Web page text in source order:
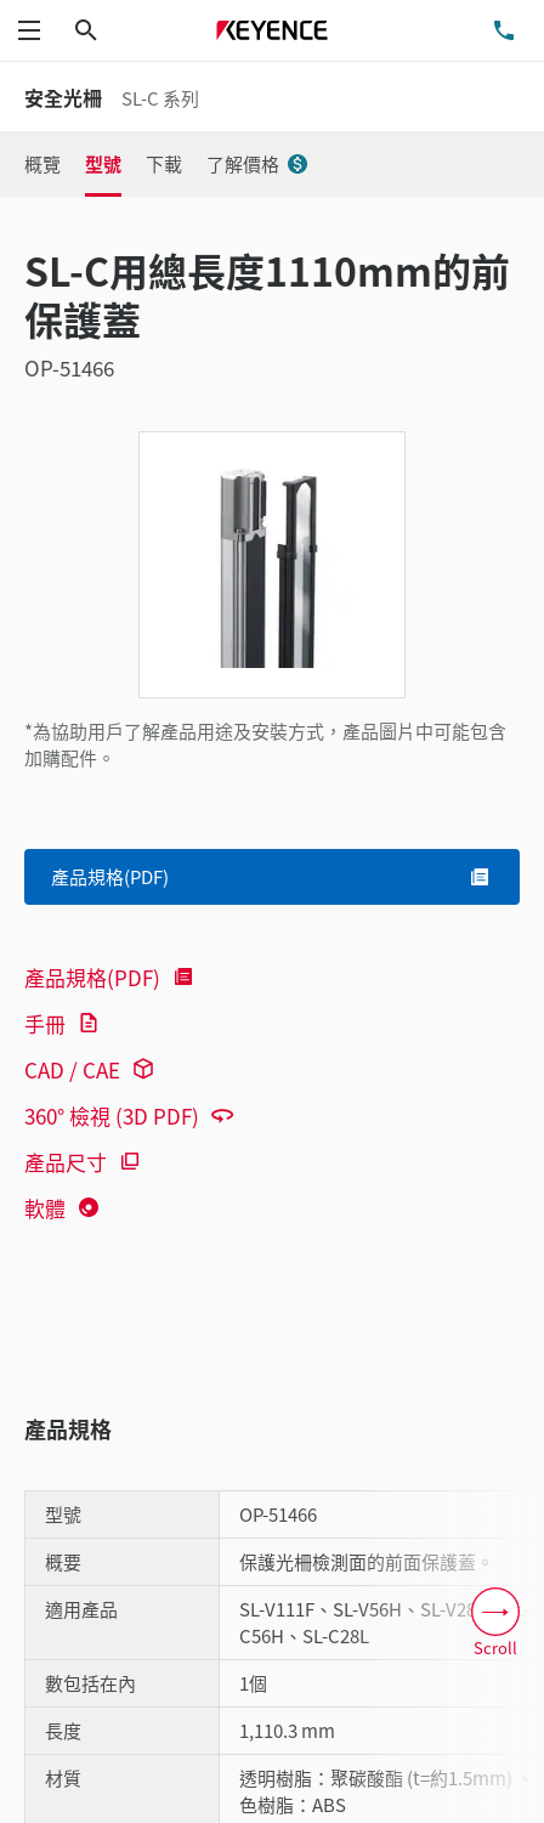
功能表
安全光柵 SL-C 系列
概覽 型號 下載 了解價格
SL-C用總長度1110mm的前
保護蓋
OP-51466
*為協助用戶了解產品用途及安裝方式，產品圖片中可能包含
加購配件。
產品規格(PDF)
產品規格(PDF)
手冊
CAD / CAE
360° 檢視 (3D PDF)
產品尺寸
軟體
產品規格
型號
OP-51466
概要
保護光柵檢測面的前面保護蓋。
適用產品
SL-V111F、SL-V56H、SL-V28L、SL-
C56H、SL-C28L
數包括在內
1個
長度
1,110.3 mm
材質
透明樹脂：聚碳酸酯 (t=約1.5mm) 、
色樹脂：ABS
Scroll